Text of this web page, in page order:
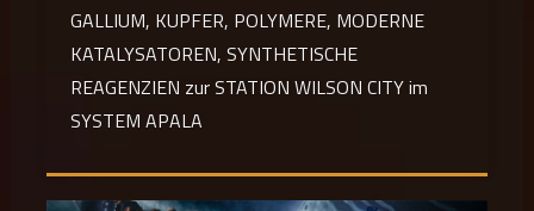
GALLIUM, KUPFER, POLYMERE, MODERNE
KATALYSATOREN, SYNTHETISCHE
REAGENZIEN zur STATION WILSON CITY im
SYSTEM APALA